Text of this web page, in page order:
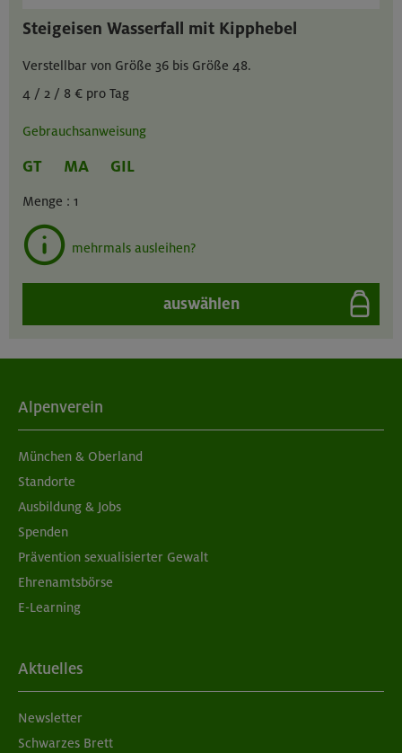
Steigeisen Wasserfall mit Kipphebel
Verstellbar von Größe 36 bis Größe 48.
4 / 2 / 8 € pro Tag
Gebrauchsanweisung
GT MA GIL
Menge : 1
mehrmals ausleihen?
auswählen
Alpenverein
München & Oberland
Standorte
Ausbildung & Jobs
Spenden
Prävention sexualisierter Gewalt
Ehrenamtsbörse
E-Learning
Aktuelles
Newsletter
Schwarzes Brett